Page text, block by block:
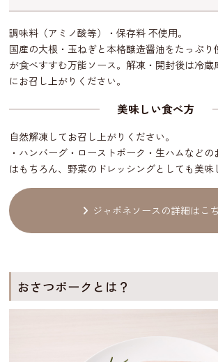
調味料（アミノ酸等）・保存料 不使用。
国産の大根・玉ねぎと本格醸造醤油をたっぷり
が食べすすむ万能ソース。解凍・開封後は冷蔵
にお召し上がりください。
美味しい食べ方
自然解凍してお召し上がりください。
・ハンバーグ・ローストポーク・生ハムなど
はもちろん、野菜のドレッシングとしても美味
ジャポネソースの詳細はこ
おさつポークとは？